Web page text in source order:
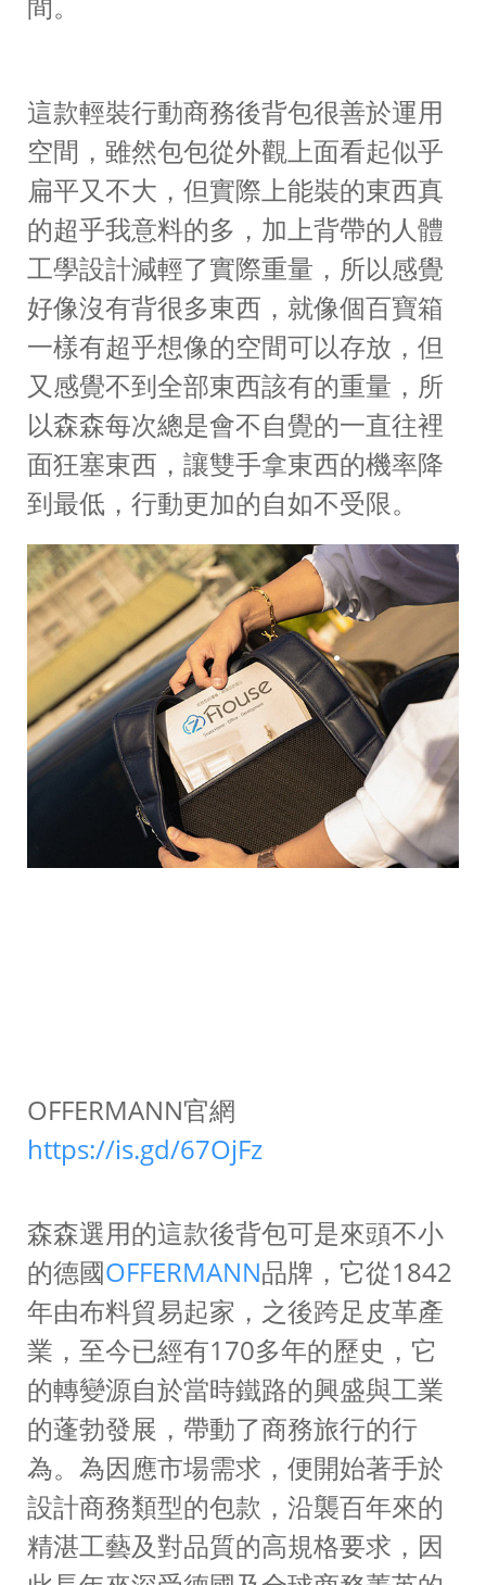
這款輕裝行動商務後背包很善於運用
空間，雖然包包從外觀上面看起似乎
扁平又不大，但實際上能裝的東西真
的超乎我意料的多，加上背帶的人體
工學設計減輕了實際重量，所以感覺
好像沒有背很多東西，就像個百寶箱
一樣有超乎想像的空間可以存放，但
又感覺不到全部東西該有的重量，所
以森森每次總是會不自覺的一直往裡
面狂塞東西，讓雙手拿東西的機率降
到最低，行動更加的自如不受限。
OFFERMANN官網
https://is.gd/67OjFz
森森選用的這款後背包可是來頭不小
的德國OFFERMANN品牌，它從1842
年由布料貿易起家，之後跨足皮革產
業，至今已經有170多年的歷史，它
的轉變源自於當時鐵路的興盛與工業
的蓬勃發展，帶動了商務旅行的行
為。為因應市場需求，便開始著手於
設計商務類型的包款，沿襲百年來的
精湛工藝及對品質的高規格要求，因